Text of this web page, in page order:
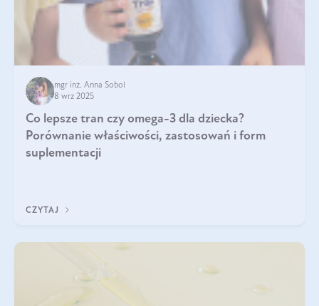
mgr inż. Anna Sobol
8 wrz 2025
Co lepsze tran czy omega-3 dla dziecka?
Porównanie właściwości, zastosowań i form
suplementacji
CZYTAJ